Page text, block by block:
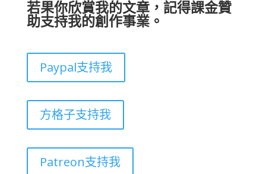
若果你欣賞我的文章，記得課金贊
助支持我的創作事業。
Paypal支持我
方格子支持我
Patreon支持我